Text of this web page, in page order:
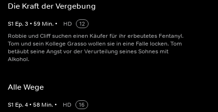
Die Kraft der Vergebung
S1 Ep.3 • 59 Min. • HD
12
Robbie und Cliff suchen einen Käufer für ihr erbeutetes Fentanyl.
Tom und sein Kollege Grasso wollen sie in eine Falle locken. Tom
betäubt seine Angst vor der Verurteilung seines Sohnes mit
Alkohol.
Alle Wege
S1 Ep.4 • 58 Min. • HD
16